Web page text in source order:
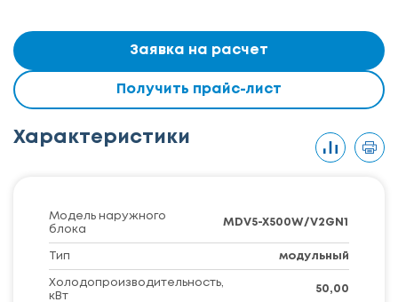
Заявка на расчет
Получить прайс-лист
Характеристики
Модель наружного
блока
MDV5-X500W/V2GN1
Тип модульный
Холодопроизводительность,
кВт
50,00